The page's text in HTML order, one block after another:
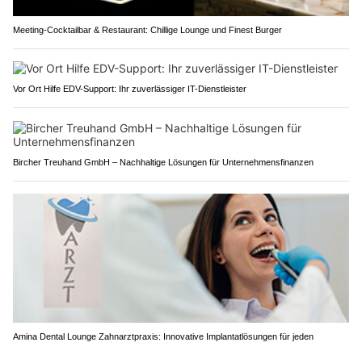
Meeting-Cocktailbar & Restaurant: Chillige Lounge und Finest Burger
Vor Ort Hilfe EDV-Support: Ihr zuverlässiger IT-Dienstleister
Bircher Treuhand GmbH – Nachhaltige Lösungen für Unternehmensfinanzen
Amina Dental Lounge Zahnarztpraxis: Innovative Implantatlösungen für jeden